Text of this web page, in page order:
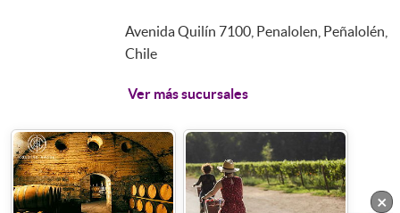
Avenida Quilín 7100, Penalolen, Peñalolén,
Chile
Ver más sucursales
×